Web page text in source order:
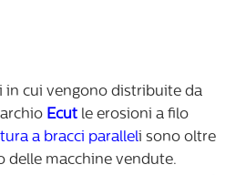
in cui vengono distribuite da
Ecut le erosioni a filo
a bracci paralleli sono oltre
delle macchine vendute.